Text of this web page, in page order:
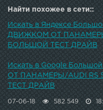
Найти похожее в сети::
Искать в Яндексе
ДВИЖКОМ ОТ
БОЛЬШОЙ ТЕСТ ДРАЙВ
Искать в Google
ОТ ПАНАМЕРЫ/AUDI RS
ТЕСТ ДРАЙВ
07-06-18 582 549